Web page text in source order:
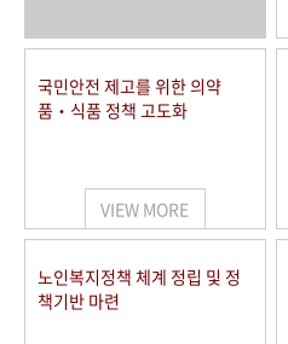
국민안전 제고를 위한 의약
품‧식품 정책 고도화
VIEW MORE
노인복지정책 체계 정립 및 정
책기반 마련